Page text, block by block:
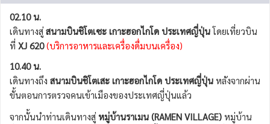
02.10 น.
เดินทางสู่ สนามบินชิโตเซะ เกาะฮอกไกโด ประเทศญี่ปุ่นโดยเที่ยวบิน
ที่ XJ 620 (บริการอาหารและเครื่องดื่มบนเครื่อง)
10.40 น.
เดินทางถึง สนามบินชิโตเสะ เกาะฮอกไกโด ประเทศญี่ปุ่น หลังจากผ่าน
ขั้นตอนการตรวจคนเข้าเมืองของประเทศญี่ปุ่นแล้ว
จากนั้นนำท่านเดินทางสู่ หมู่บ้านราเมน (RAMEN VILLAGE) หมู่บ้าน